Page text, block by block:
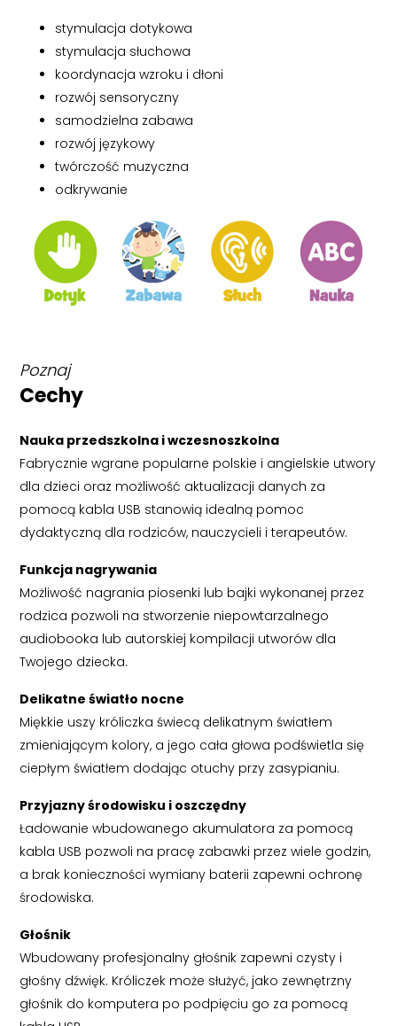
stymulacja dotykowa
stymulacja słuchowa
koordynacja wzroku i dłoni
rozwój sensoryczny
samodzielna zabawa
rozwój językowy
twórczość muzyczna
odkrywanie
Poznaj
Cechy
Nauka przedszkolna i wczesnoszkolna
Fabrycznie wgrane popularne polskie i angielskie utwory
dla dzieci oraz możliwość aktualizacji danych za
pomocą kabla USB stanowią idealną pomoc
dydaktyczną dla rodziców, nauczycieli i terapeutów.
Funkcja nagrywania
Możliwość nagrania piosenki lub bajki wykonanej przez
rodzica pozwoli na stworzenie niepowtarzalnego
audiobooka lub autorskiej kompilacji utworów dla
Twojego dziecka.
Delikatne światło nocne
Miękkie uszy króliczka świecą delikatnym światłem
zmieniającym kolory, a jego cała głowa podświetla się
ciepłym światłem dodając otuchy przy zasypianiu.
Przyjazny środowisku i oszczędny
Ładowanie wbudowanego akumulatora za pomocą
kabla USB pozwoli na pracę zabawki przez wiele godzin,
a brak konieczności wymiany baterii zapewni ochronę
środowiska.
Głośnik
Wbudowany profesjonalny głośnik zapewni czysty i
głośny dźwięk. Króliczek może służyć, jako zewnętrzny
głośnik do komputera po podpięciu go za pomocą